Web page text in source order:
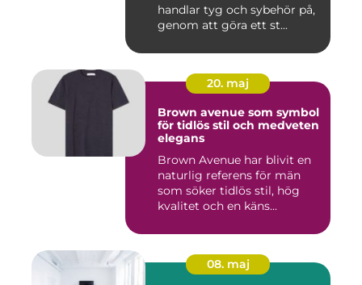
handlar tyg och sybehör på,
genom att göra ett st...
20. maj
Brown avenue som symbol
för tidlös stil och medveten
elegans
Brown Avenue har blivit en
naturlig referens för män
som söker tidlös stil, hög
kvalitet och en käns...
08. maj